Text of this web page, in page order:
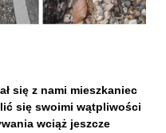
się z nami mieszkaniec
się swoimi wątpliwości
wciąż jeszcze